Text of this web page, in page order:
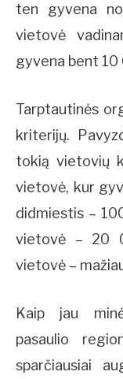
ten gyvena
vietovė
gyvena bent
Tarptautinės
kriterijų.
tokią vietovių
vietovė, kur
didmiestis –
vietovė – 20
vietovė –
Kaip jau
pasaulio
sparčiausiai